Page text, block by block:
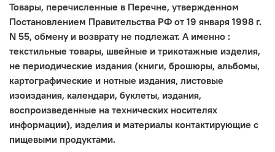
Товары, перечисленные в Перечне, утвержденном
Постановлением Правительства РФ от 19 января 1998 г.
N 55, обмену и возврату не подлежат. А именно :
текстильные товары, швейные и трикотажные изделия,
не периодические издания (книги, брошюры, альбомы,
картографические и нотные издания, листовые
изоиздания, календари, буклеты, издания,
воспроизведенные на технических носителях
информации), изделия и материалы контактирующие с
пищевыми продуктами.